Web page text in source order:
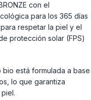
con el
para los 365 días
respetar la piel y el
protección solar (FPS)
está formulada a base
lo que garantiza